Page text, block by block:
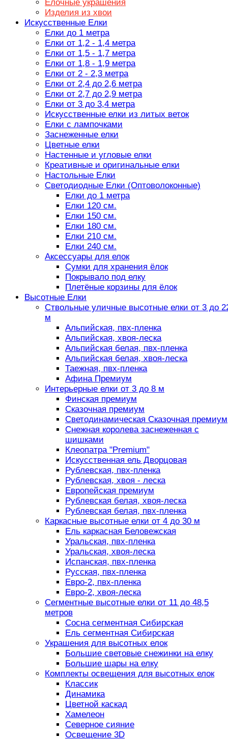
Ёлочные украшения
Изделия из хвои
Искусственные Елки
Елки до 1 метра
Елки от 1,2 - 1,4 метра
Елки от 1,5 - 1,7 метра
Елки от 1,8 - 1,9 метра
Елки от 2 - 2,3 метра
Елки от 2,4 до 2,6 метра
Елки от 2,7 до 2,9 метра
Елки от 3 до 3,4 метра
Искусственные елки из литых веток
Елки с лампочками
Заснеженные елки
Цветные елки
Настенные и угловые елки
Креативные и оригинальные елки
Настольные Елки
Светодиодные Елки (Оптоволоконные)
Елки до 1 метра
Елки 120 см.
Елки 150 см.
Елки 180 см.
Елки 210 см.
Елки 240 см.
Аксессуары для елок
Сумки для хранения ёлок
Покрывало под елку
Плетёные корзины для ёлок
Высотные Елки
Ствольные уличные высотные елки от 3 до
м
Альпийская, пвх-пленка
Альпийская, хвоя-леска
Альпийская белая, пвх-пленка
Альпийская белая, хвоя-леска
Таежная, пвх-пленка
Афина Премиум
Интерьерные елки от 3 до 8 м
Финская премиум
Сказочная премиум
Светодинамическая Сказочная премиум
Снежная королева заснеженная с
шишками
Клеопатра "Premium"
Искусственная ель Дворцовая
Рублевская, пвх-пленка
Рублевская, хвоя - леска
Европейская премиум
Рублевская белая, хвоя-леска
Рублевская белая, пвх-пленка
Каркасные высотные елки от 4 до 30 м
Ель каркасная Беловежская
Уральская, пвх-пленка
Уральская, хвоя-леска
Испанская, пвх-пленка
Русская, пвх-пленка
Евро-2, пвх-пленка
Евро-2, хвоя-леска
Сегментные высотные елки от 11 до 48,5
метров
Сосна сегментная Сибирская
Ель сегментная Сибирская
Украшения для высотных елок
Большие световые снежинки на елку
Большие шары на елку
Комплекты освещения для высотных елок
Классик
Динамика
Цветной каскад
Хамелеон
Северное сияние
Освещение 3D